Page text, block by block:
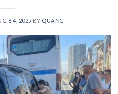
8 4, 2025 BY QUANG